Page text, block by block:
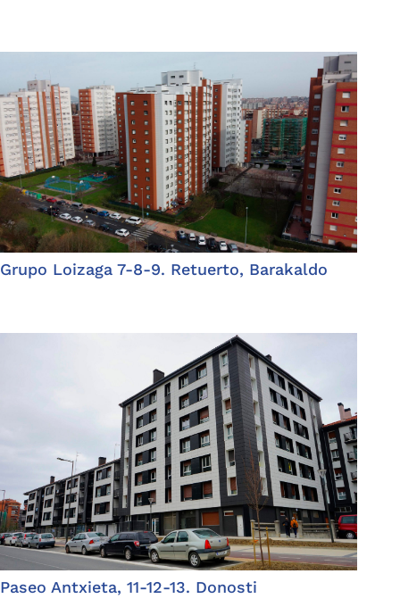
Grupo Loizaga 7-8-9. Retuerto, Barakaldo
Paseo Antxieta, 11-12-13. Donosti